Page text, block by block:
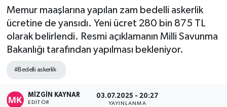
Memur maaşlarına yapılan zam bedelli askerlik
ücretine de yansıdı. Yeni ücret 280 bin 875 TL
olarak belirlendi. Resmi açıklamanın Milli Savunma
Bakanlığı tarafından yapılması bekleniyor.
#Bedelli askerlik
MİZGİN KAYNAR
EDITÖR
03.07.2025 - 20:27
YAYINLANMA
Haber Arşivi